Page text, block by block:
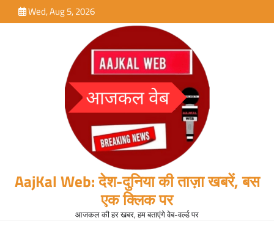
to
Wed, Aug 5, 2026
AajKal Web: देश-दुनिया की ताज़ा खबरें, बस
एक क्लिक पर
आजकल की हर खबर, हम बताएंगे वेब-वर्ल्ड पर